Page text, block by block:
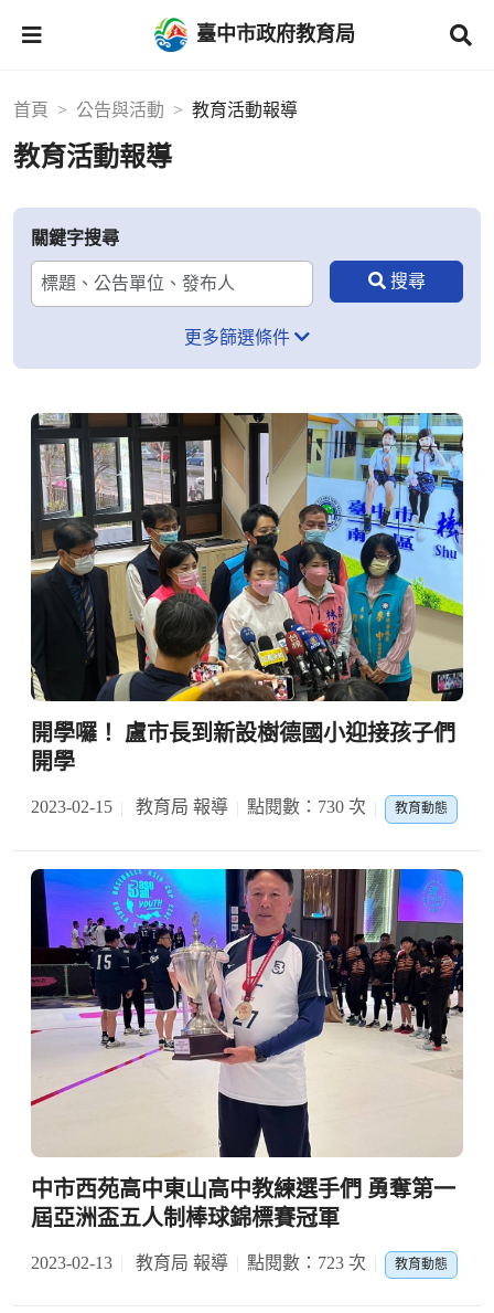
臺中市政府教育局
首頁 公告與活動 教育活動報導
教育活動報導
關鍵字搜尋
更多篩選條件
開學囉！ 盧市長到新設樹德國小迎接孩子們
開學
2023-02-15 教育局 報導 點閱數：730 次 教育動態
中市西苑高中東山高中教練選手們 勇奪第一
屆亞洲盃五人制棒球錦標賽冠軍
2023-02-13 教育局 報導 點閱數：723 次 教育動態